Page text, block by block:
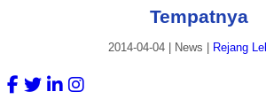
Tempatnya
2014-04-04 News Rejang